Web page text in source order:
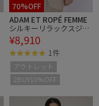
70%OFF
ADAM ET ROPÉ FEMME
シルキーリラックスジャ
ケット
¥8,910
1件
アウトレット
2BUY10%OFF